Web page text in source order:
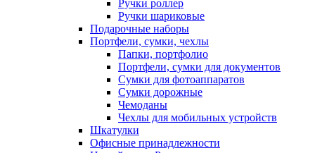
Ручки роллер
Ручки шариковые
Подарочные наборы
Портфели, сумки, чехлы
Папки, портфолио
Портфели, сумки для документов
Сумки для фотоаппаратов
Сумки дорожные
Чемоданы
Чехлы для мобильных устройств
Шкатулки
Офисные принадлежности